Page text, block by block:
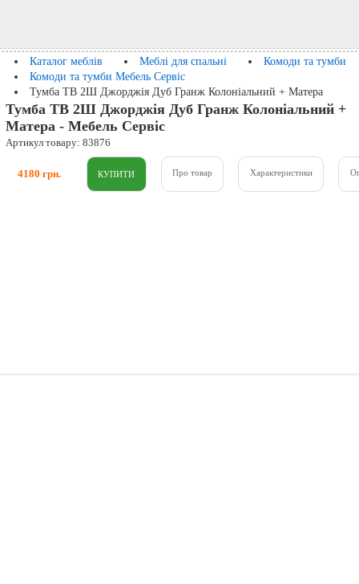
Каталог меблів Меблі для спальні
Комоди та тумби
Комоди та тумби Мебель Сервіс
Тумба ТВ 2Ш Джорджія Дуб Гранж Колоніальний + Матера
Тумба ТВ 2Ш Джорджія Дуб Гранж Колоніальний +
Матера - Мебель Сервіс
Артикул товару: 83876
4180 грн. Про товар Характеристики